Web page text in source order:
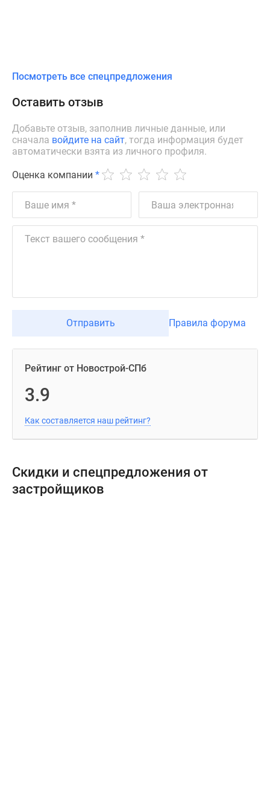
Посмотреть все спецпредложения
Оставить отзыв
Добавьте отзыв, заполнив личные данные, или
сначала войдите на сайт, тогда информация будет
автоматически взята из личного профиля.
Оценка компании *
Отправить Правила форума
Рейтинг от Новострой-СПб
3.9
Как составляется наш рейтинг?
Скидки и спецпредложения от
застройщиков